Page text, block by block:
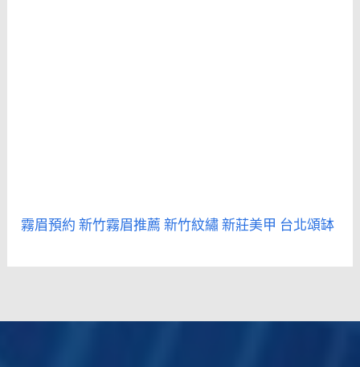
霧眉預約新竹霧眉推薦新竹紋繡新莊美甲 台北頌缽